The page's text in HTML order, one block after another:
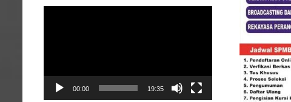
00:00 19:35